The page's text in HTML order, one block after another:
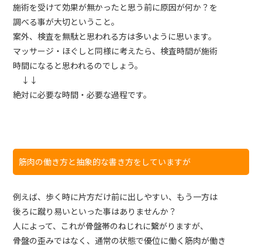
施術を受けて効果が無かったと思う前に原因が何か？を
調べる事が大切ということ。
案外、検査を無駄と思われる方は多いように思います。
マッサージ・ほぐしと同様に考えたら、検査時間が施術
時間になると思われるのでしょう。
↓↓
絶対に必要な時間・必要な過程です。
筋肉の働き方と抽象的な書き方をしていますが
例えば、歩く時に片方だけ前に出しやすい、もう一方は
後ろに蹴り易いといった事はありませんか？
人によって、これが骨盤帯のねじれに繋がりますが、
骨盤の歪みではなく、通常の状態で優位に働く筋肉が働き